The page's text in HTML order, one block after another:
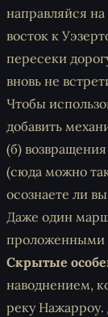
направляйся
восток к
пересеки
вновь не
Чтобы
добавить
(б)
(сюда можно
осознаете ли
Даже один
проложенными
Скрытые
наводнением,
реку